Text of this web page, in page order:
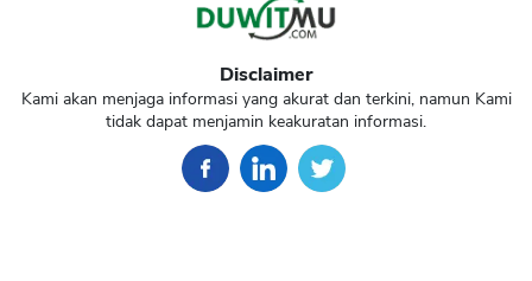
Disclaimer
Kami akan menjaga informasi yang akurat dan terkini, namun Kami
tidak dapat menjamin keakuratan informasi.